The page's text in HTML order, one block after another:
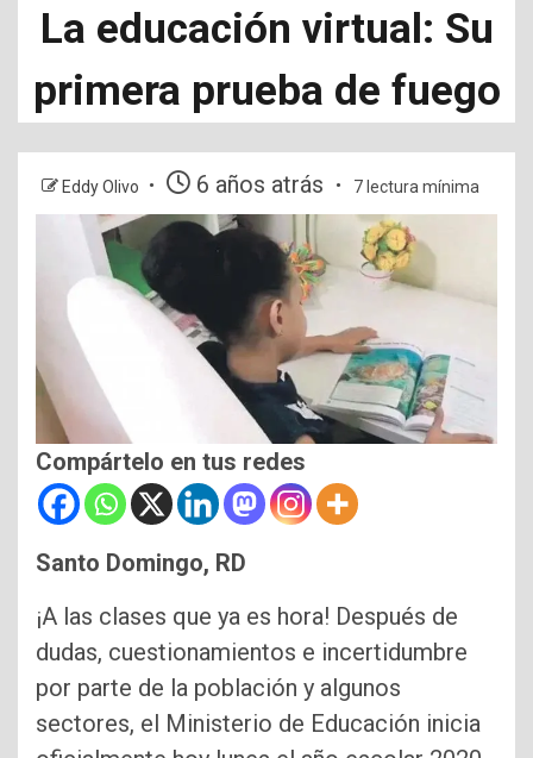
La educación virtual: Su
primera prueba de fuego
Eddy Olivo 6 años atrás 7 lectura mínima
Compártelo en tus redes
Santo Domingo, RD
¡A las clases que ya es hora! Después de
dudas, cuestionamientos e incertidumbre
por parte de la población y algunos
sectores, el Ministerio de Educación inicia